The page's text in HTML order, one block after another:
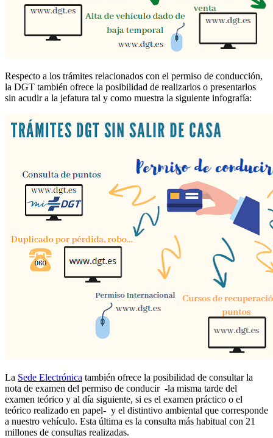
Respecto a los trámites relacionados con el permiso de conducción,
la DGT también ofrece la posibilidad de realizarlos o presentarlos
sin acudir a la jefatura tal y como muestra la siguiente infografía:
La Sede Electrónica también ofrece la posibilidad de consultar la
nota de examen del permiso de conducir -la misma tarde del
examen teórico y al día siguiente, si es el examen práctico o el
teórico realizado en papel- y el distintivo ambiental que corresponde
a nuestro vehículo. Esta última es la consulta más habitual con 21
millones de consultas realizadas.